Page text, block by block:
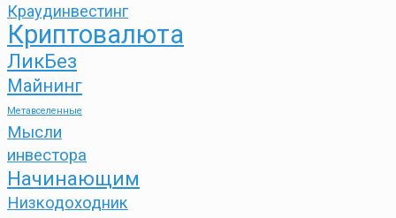
Краудинвестинг
Криптовалюта
ЛикБез
Майнинг
Метавселенные
Мысли
инвестора
Начинающим
Низкодоходник